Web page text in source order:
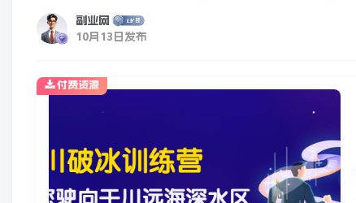
副业网
10月13日发布
付费资源